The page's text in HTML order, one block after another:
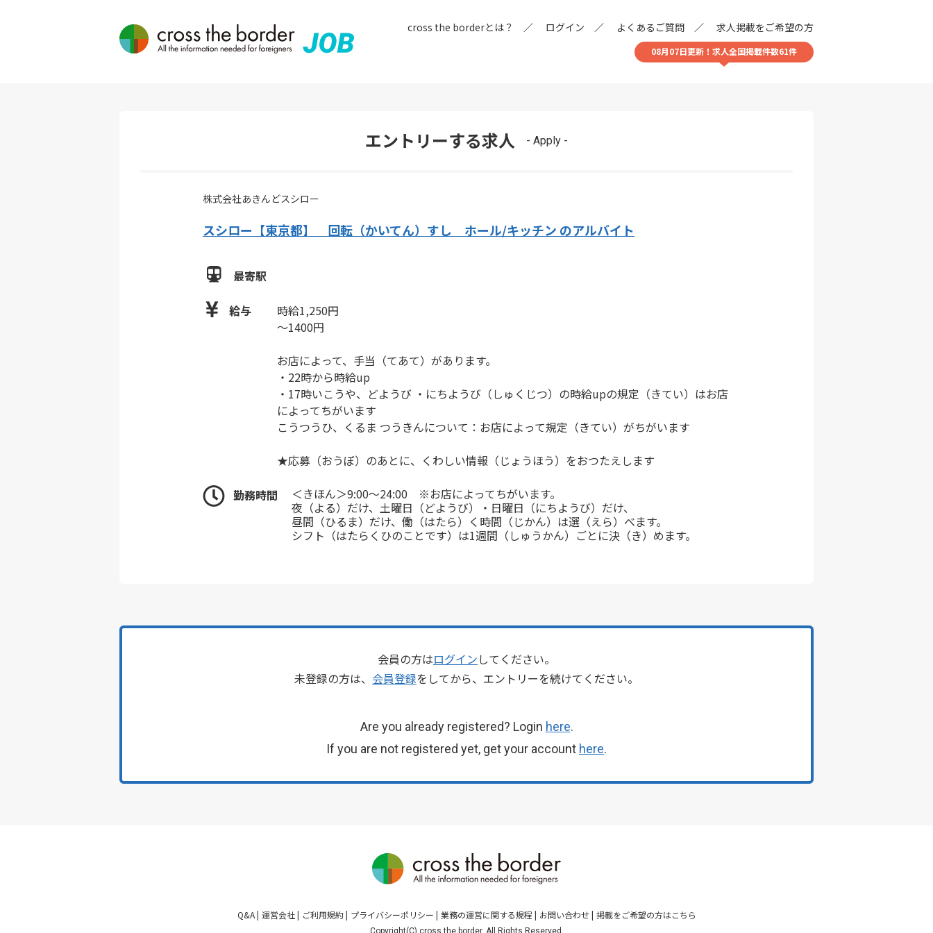
cross the borderとは？ ログイン よくあるご質問 求人掲載をご希望の方
08月07日更新！求人全国掲載件数61件
エントリーする求人 - Apply -
株式会社あきんどスシロー
スシロー【東京都】 回転（かいてん）すし ホール/キッチン のアルバイト
最寄駅
給与
時給1,250円
～1400円
お店によって、手当（てあて）があります。
・22時から時給up
・17時いこうや、どようび ・にちようび（しゅくじつ）の時給upの規定（きてい）はお店
によってちがいます
こうつうひ、くるま つうきんについて：お店によって規定（きてい）がちがいます
★応募（おうぼ）のあとに、くわしい情報（じょうほう）をおつたえします
勤務時間
＜きほん＞9:00～24:00 ※お店によってちがいます。
夜（よる）だけ、土曜日（どようび）・日曜日（にちようび）だけ、
昼間（ひるま）だけ、働（はたら）く時間（じかん）は選（えら）べます。
シフト（はたらくひのことです）は1週間（しゅうかん）ごとに決（き）めます。
会員の方はログインしてください。
未登録の方は、 会員登録をしてから、エントリーを続けてください。
Are you already registered? Login here.
If you are not registered yet, get your account here.
Q&A 運営会社 ご利用規約 プライバシーポリシー 業務の運営に関する規程 お問い合わせ 掲載をご希望の方はこちら